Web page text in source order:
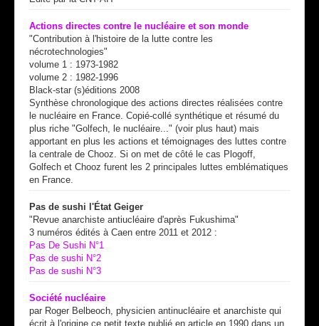
Actions directes contre le nucléaire et son monde
"Contribution à l'histoire de la lutte contre les
nécrotechnologies"
volume 1 : 1973-1982
volume 2 : 1982-1996
Black-star (s)éditions 2008
Synthèse chronologique des actions directes réalisées contre
le nucléaire en France. Copié-collé synthétique et résumé du
plus riche "Golfech, le nucléaire..." (voir plus haut) mais
apportant en plus les actions et témoignages des luttes contre
la centrale de Chooz. Si on met de côté le cas Plogoff,
Golfech et Chooz furent les 2 principales luttes emblématiques
en France.
Pas de sushi l'État Geiger
"Revue anarchiste antiucléaire d'après Fukushima"
3 numéros édités à Caen entre 2011 et 2012 :
Pas De Sushi N°1
Pas de sushi N°2
Pas de sushi N°3
Société nucléaire
par Roger Belbeoch, physicien antinucléaire et anarchiste qui
écrit à l'origine ce petit texte publié en article en 1990 dans un